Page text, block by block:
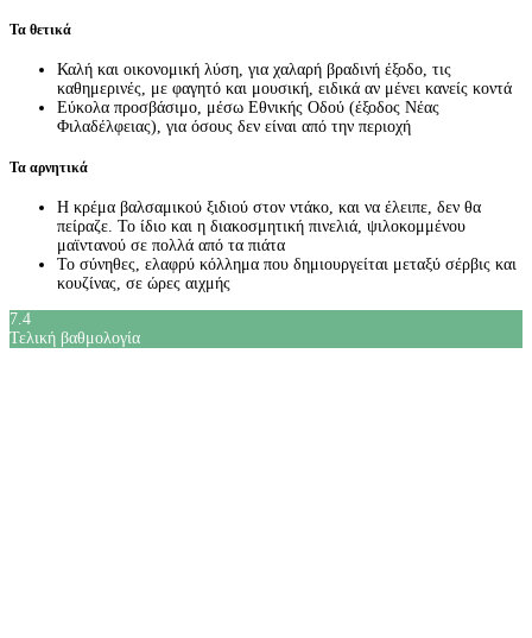
Τα θετικά
Καλή και οικονομική λύση, για χαλαρή βραδινή έξοδο, τις
καθημερινές, με φαγητό και μουσική, ειδικά αν μένει κανείς κοντά
Εύκολα προσβάσιμο, μέσω Εθνικής Οδού (έξοδος Νέας
Φιλαδέλφειας), για όσους δεν είναι από την περιοχή
Τα αρνητικά
Η κρέμα βαλσαμικού ξιδιού στον ντάκο, και να έλειπε, δεν θα
πείραζε. Το ίδιο και η διακοσμητική πινελιά, ψιλοκομμένου
μαϊντανού σε πολλά από τα πιάτα
Το σύνηθες, ελαφρύ κόλλημα που δημιουργείται μεταξύ σέρβις και
κουζίνας, σε ώρες αιχμής
7.4
Τελική βαθμολογία